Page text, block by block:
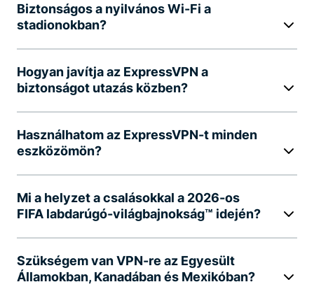
Biztonságos a nyilvános Wi-Fi a
stadionokban?
Hogyan javítja az ExpressVPN a
biztonságot utazás közben?
Használhatom az ExpressVPN-t minden
eszközömön?
Mi a helyzet a csalásokkal a 2026-os
FIFA labdarúgó-világbajnokság™ idején?
Szükségem van VPN-re az Egyesült
Államokban, Kanadában és Mexikóban?